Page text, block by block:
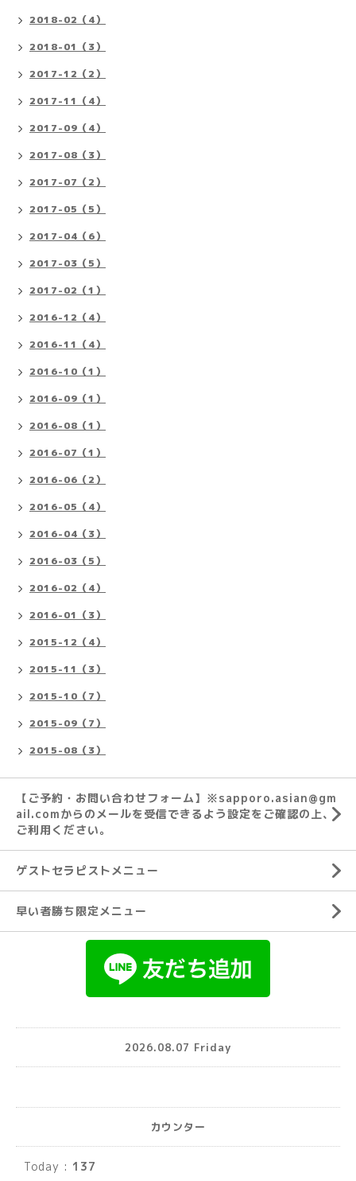
2018-02（4）
2018-01（3）
2017-12（2）
2017-11（4）
2017-09（4）
2017-08（3）
2017-07（2）
2017-05（5）
2017-04（6）
2017-03（5）
2017-02（1）
2016-12（4）
2016-11（4）
2016-10（1）
2016-09（1）
2016-08（1）
2016-07（1）
2016-06（2）
2016-05（4）
2016-04（3）
2016-03（5）
2016-02（4）
2016-01（3）
2015-12（4）
2015-11（3）
2015-10（7）
2015-09（7）
2015-08（3）
【ご予約・お問い合わせフォーム】※sapporo.asian@gm
ail.comからのメールを受信できるよう設定をご確認の上、
ご利用ください。
ゲストセラピストメニュー
早い者勝ち限定メニュー
2026.08.07 Friday
カウンター
Today : 137